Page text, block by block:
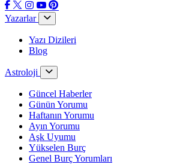
Yazarlar
Yazı Dizileri
Blog
Astroloji
Güncel Haberler
Günün Yorumu
Haftanın Yorumu
Ayın Yorumu
Aşk Uyumu
Yükselen Burç
Genel Burç Yorumları